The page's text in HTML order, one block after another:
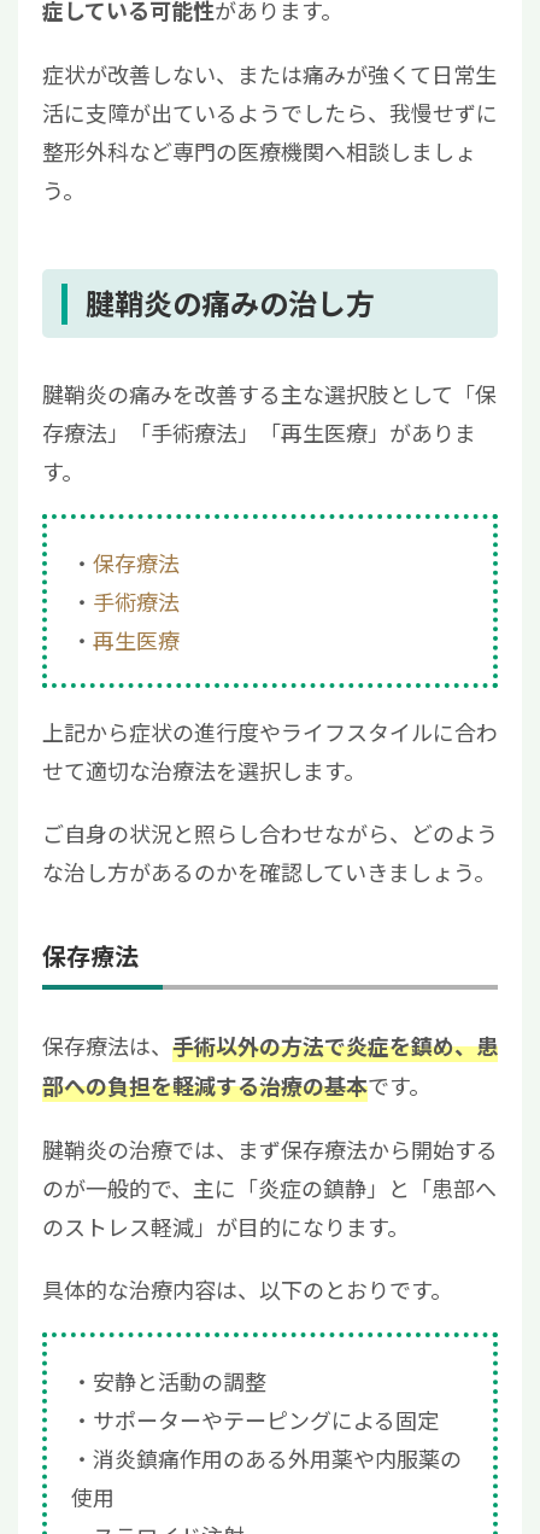
症している可能性があります。
症状が改善しない、または痛みが強くて日常生
活に支障が出ているようでしたら、我慢せずに
整形外科など専門の医療機関へ相談しましょ
う。
腱鞘炎の痛みの治し方
腱鞘炎の痛みを改善する主な選択肢として「保
存療法」「手術療法」「再生医療」がありま
す。
保存療法
手術療法
再生医療
上記から症状の進行度やライフスタイルに合わ
せて適切な治療法を選択します。
ご自身の状況と照らし合わせながら、どのよう
な治し方があるのかを確認していきましょう。
保存療法
保存療法は、 手術以外の方法で炎症を鎮め、患
部への負担を軽減する治療の基本です。
腱鞘炎の治療では、まず保存療法から開始する
のが一般的で、主に「炎症の鎮静」と「患部へ
のストレス軽減」が目的になります。
具体的な治療内容は、以下のとおりです。
安静と活動の調整
サポーターやテーピングによる固定
消炎鎮痛作用のある外用薬や内服薬の
使用